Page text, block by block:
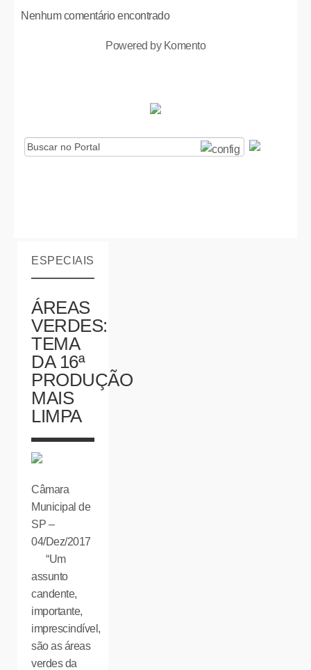
Nenhum comentário encontrado
Powered by Komento
ESPECIAIS
ÁREAS
VERDES:
TEMA
DA 16ª
PRODUÇÃO
MAIS
LIMPA
Câmara
Municipal de
SP –
04/Dez/2017
“Um
assunto
candente,
importante,
imprescindível,
são as áreas
verdes da